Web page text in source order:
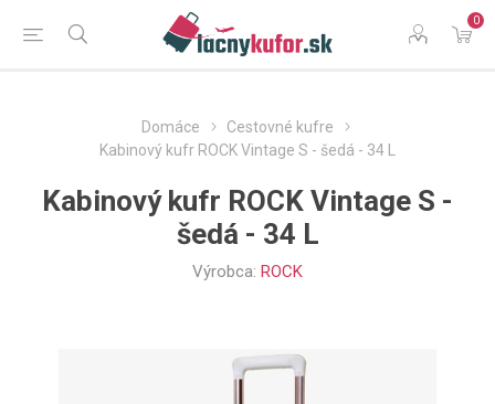
0
Domáce
Cestovné kufre
Kabinový kufr ROCK Vintage S - šedá - 34 L
Kabinový kufr ROCK Vintage S -
šedá - 34 L
Výrobca: ROCK